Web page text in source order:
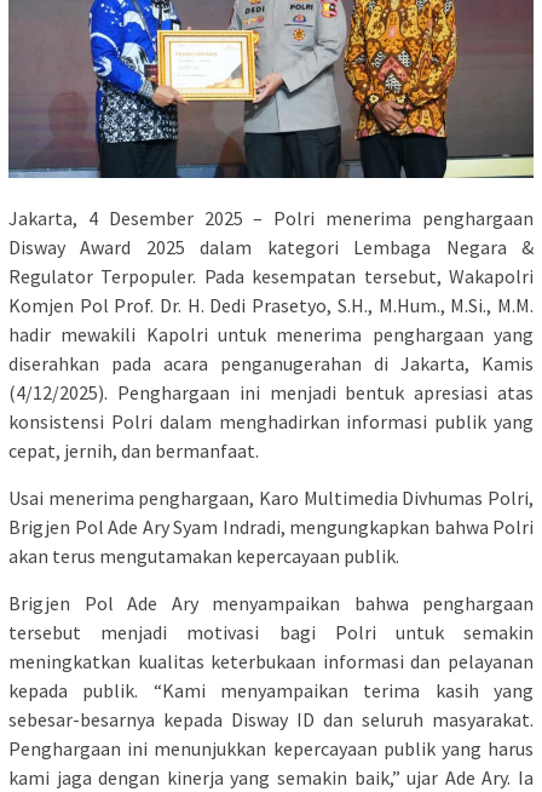
Jakarta, 4 Desember 2025 – Polri menerima penghargaan
Disway Award 2025 dalam kategori Lembaga Negara &
Regulator Terpopuler. Pada kesempatan tersebut, Wakapolri
Komjen Pol Prof. Dr. H. Dedi Prasetyo, S.H., M.Hum., M.Si., M.M.
hadir mewakili Kapolri untuk menerima penghargaan yang
diserahkan pada acara penganugerahan di Jakarta, Kamis
(4/12/2025). Penghargaan ini menjadi bentuk apresiasi atas
konsistensi Polri dalam menghadirkan informasi publik yang
cepat, jernih, dan bermanfaat.
Usai menerima penghargaan, Karo Multimedia Divhumas Polri,
Brigjen Pol Ade Ary Syam Indradi, mengungkapkan bahwa Polri
akan terus mengutamakan kepercayaan publik.
Brigjen Pol Ade Ary menyampaikan bahwa penghargaan
tersebut menjadi motivasi bagi Polri untuk semakin
meningkatkan kualitas keterbukaan informasi dan pelayanan
kepada publik. “Kami menyampaikan terima kasih yang
sebesar-besarnya kepada Disway ID dan seluruh masyarakat.
Penghargaan ini menunjukkan kepercayaan publik yang harus
kami jaga dengan kinerja yang semakin baik,” ujar Ade Ary. Ia